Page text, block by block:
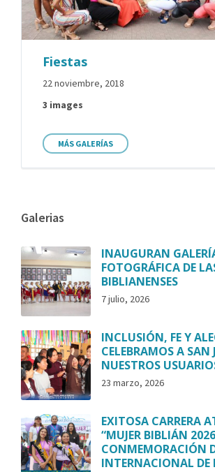
Fiestas
22 noviembre, 2018
3 images
MÁS GALERÍAS
Galerias
INAUGURAN
FOTOGRÁFICA DE
BIBLIANENSES
7 julio, 2026
INCLUSIÓN, FE Y
CELEBRAMOS A SAN
NUESTROS
23 marzo, 2026
EXITOSA CARRERA
“MUJER BIBLIÁN
CONMEMORACIÓN
INTERNACIONAL DE